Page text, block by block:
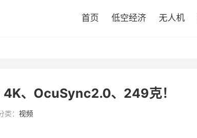
首页 低空经济 无人机
、OcuSync2.0、249克！
类： 视频